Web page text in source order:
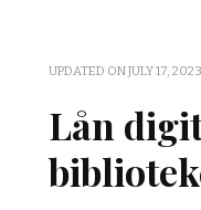
UPDATED ONJULY 17, 2023
Lån